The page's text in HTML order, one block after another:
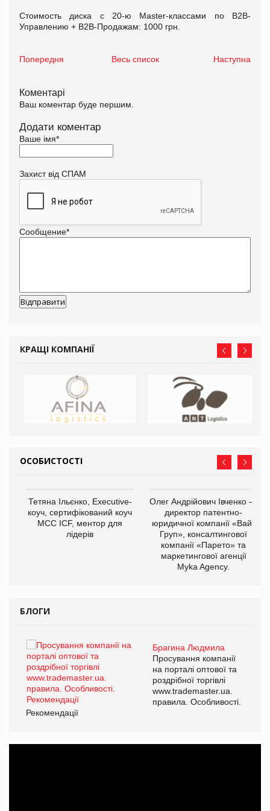
Стоимость диска с 20-ю Master-классами по В2В-
Управлению + В2В-Продажам: 1000 грн.
Попередня Весь список Наступна
Коментарі
Ваш коментар буде першим.
Додати коментар
Ваше імя*
Захист від СПАМ
Сообщение*
КРАЩІ КОМПАНІЇ
ОСОБИСТОСТІ
Тетяна Ільєнко, Executive-
коуч, сертифікований коуч
МСС ICF, ментор для
лідерів
Олег Андрійович Івченко —
директор патентно-
юридичної компанії «Вайз
Груп», консалтингової
компанії «Парето» та
маркетингової агенції
Myka Agency.
БЛОГИ
Брагина Людмила
Просування компанії
на порталі оптової та
роздрібної торгівлі
www.trademaster.ua.
правила. Особливості.
Рекомендації